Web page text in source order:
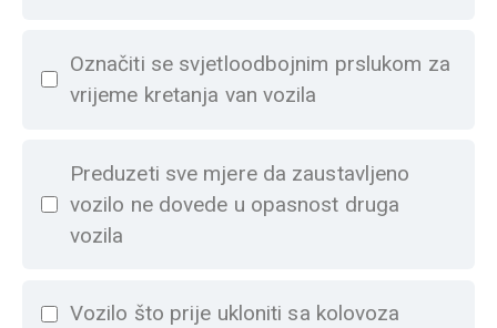
Označiti se svjetloodbojnim prslukom za
vrijeme kretanja van vozila
Preduzeti sve mjere da zaustavljeno
vozilo ne dovede u opasnost druga
vozila
Vozilo što prije ukloniti sa kolovoza